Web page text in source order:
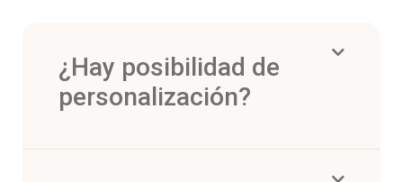
¿Hay posibilidad de
personalización?